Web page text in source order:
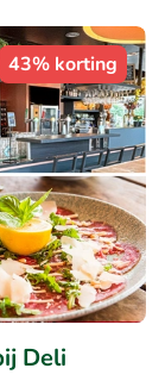
43% korting
Deli